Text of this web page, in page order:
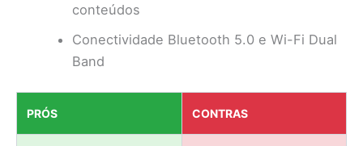
conteúdos
Conectividade Bluetooth 5.0 e Wi-Fi Dual
Band
PRÓS CONTRAS